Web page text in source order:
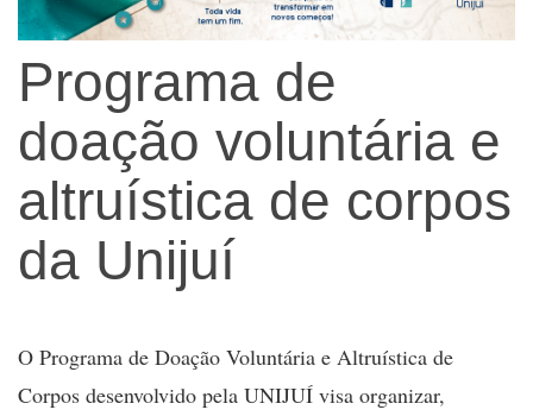
Programa de
doação voluntária e
altruística de corpos
da Unijuí
O Programa de Doação Voluntária e Altruística de
Corpos desenvolvido pela UNIJUÍ visa organizar,